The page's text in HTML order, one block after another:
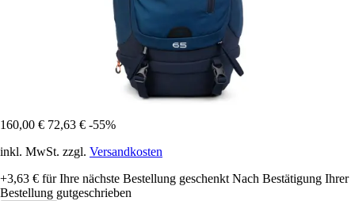
160,00 € 72,63 € -55%
inkl. MwSt. zzgl. Versandkosten
+3,63 € für Ihre nächste Bestellung geschenkt Nach Bestätigung Ihrer
Bestellung gutgeschrieben